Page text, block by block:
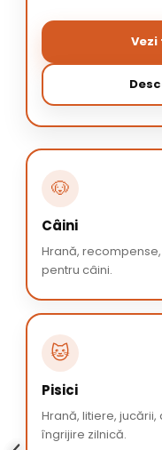
🐶
Câini
Hrană,
pentru câini.
🐱
Pisici
Hrană, litiere,
îngrijire zilnică.